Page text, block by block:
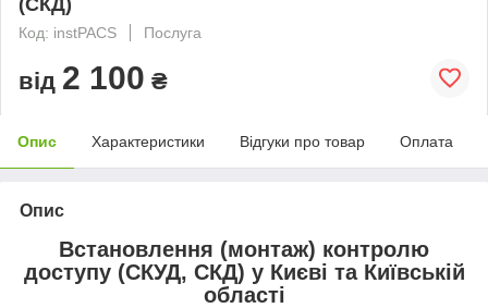
Код: instPACS Послуга
від 2 100 ₴
Опис Характеристики Відгуки про товар Оплата
Опис
Встановлення (монтаж) контролю
доступу (СКУД, СКД) у Києві та Київській
області